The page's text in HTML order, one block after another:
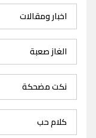
اخبار ومقالات
الغاز صعبة
نكت مضحكة
كلام حب